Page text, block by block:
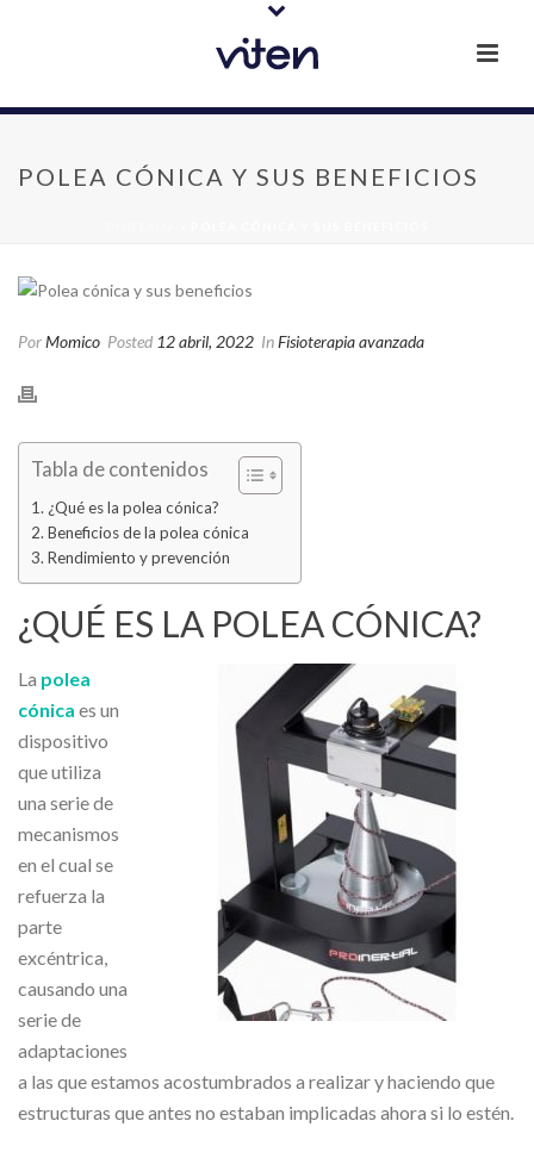
POLEA CÓNICA Y SUS BENEFICIOS
PorMomico Posted 12 abril, 2022 InFisioterapia avanzada
Tabla de contenidos
¿Qué es la polea cónica?
Beneficios de la polea cónica
Rendimiento y prevención
¿QUÉ ES LA POLEA CÓNICA?
La polea
cónica es un
dispositivo
que utiliza
una serie de
mecanismos
en el cual se
refuerza la
parte
excéntrica,
causando una
serie de
adaptaciones
a las que estamos acostumbrados a realizar y haciendo que
estructuras que antes no estaban implicadas ahora si lo estén.